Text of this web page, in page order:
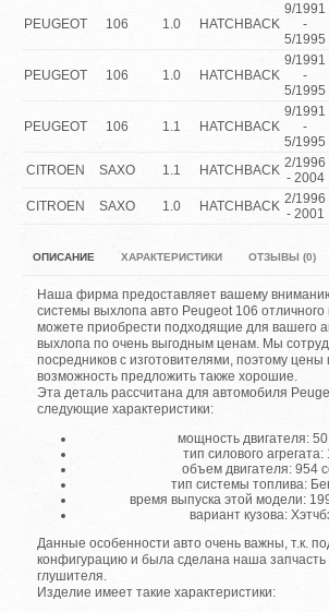
PEUGEOT 106 1.0 HATCHBACK
9/1991
-
5/1995
PEUGEOT 106 1.0 HATCHBACK
9/1991
-
5/1995
PEUGEOT 106 1.1 HATCHBACK
9/1991
-
5/1995
CITROEN SAXO 1.1 HATCHBACK 2/1996
- 2004
CITROEN SAXO 1.0 HATCHBACK 2/1996
- 2001
ОПИСАНИЕ ХАРАКТЕРИСТИКИ ОТЗЫВЫ (0)
Наша фирма предоставляет вашему
системы выхлопа авто Peugeot 106 отличного
можете приобрести подходящие для вашего
выхлопа по очень выгодным ценам. Мы
посредников с изготовителями, поэтому
возможность предложить также хорошие.
Эта деталь рассчитана для автомобиля
следующие характеристики:
мощность двигателя:
тип силового агрегата:
объем двигателя: 954
тип системы топлива:
время выпуска этой модели:
вариант кузова:
Данные особенности авто очень важны, т.к.
конфигурацию и была сделана наша запчасть
глушителя.
Изделие имеет такие характеристики: